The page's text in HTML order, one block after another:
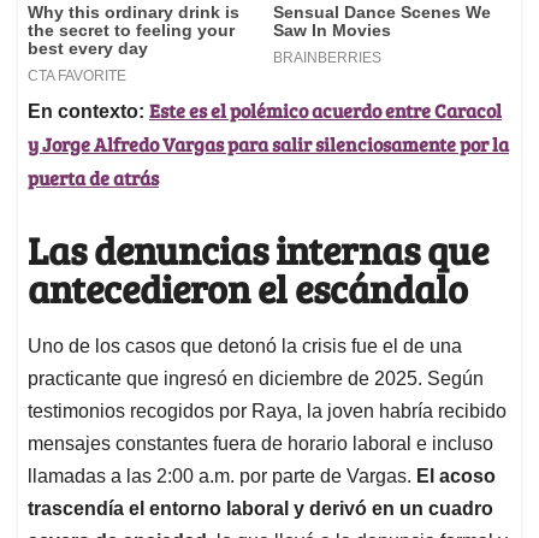
En contexto: Este es el polémico acuerdo entre Caracol
y Jorge Alfredo Vargas para salir silenciosamente por la
puerta de atrás
Las denuncias internas que
antecedieron el escándalo
Uno de los casos que detonó la crisis fue el de una
practicante que ingresó en diciembre de 2025. Según
testimonios recogidos por Raya, la joven habría recibido
mensajes constantes fuera de horario laboral e incluso
llamadas a las 2:00 a.m. por parte de Vargas. El acoso
trascendía el entorno laboral y derivó en un cuadro